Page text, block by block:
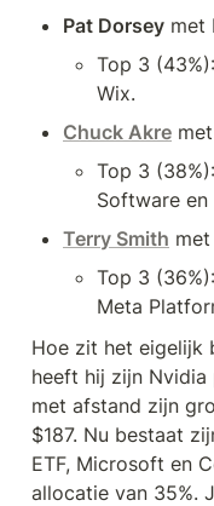
Pat Dorsey met
Top 3
Wix.
Chuck Akre
Top 3
Software
Terry Smith
Top 3
Meta
Hoe zit het eigelijk
heeft hij zijn
met afstand zijn
$187. Nu bestaat
ETF, Microsoft en
allocatie van 35%.